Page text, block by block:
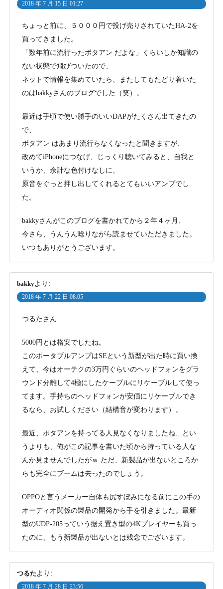
2018 年 7 月 15 日 01:27
ちょっと前に、５０００円で投げ売りされていたHA-2を
買ってきました。
「数年前に流行ったポタアン だよな」くらいしか知識の
ない状態で飛びついたので、
ネットで情報を集めていたら、またしてもたどり着いた
のはbakkyさんのブログでした（笑）。
最近は手頃で使い勝手のいいDAPがたくさん出てきたの
で、
ポタアン はあまり流行らなくなったと聞きますが、
改めてiPhoneにつなげ、じっくり聴いてみると、自我と
いうか、余計な色付けなしに、
原音をぐっと押し出してくれるとてもいいアンプでし
た。
bakkyさんがこのブログを書かれてから２年４ヶ月、
今さら、うんうん唸りながら読ませていただきました。
いつもありがとうございます。
bakkyより:
2018 年 7 月 22 日 08:05
つるたさん
5000円とは格安でしたね。
このポータブルアンプはSEという新型が出た時に買い換
えて、今はオーテクの3万円ぐらいのヘッドフォンをグラ
ウンド分離して4極にしたケーブルにリケーブルして使っ
てます。手持ちのヘッドフォンが安価にリケーブルでき
るなら、お試しください（結構音が変わります）。
最近、ポタアンを持ってる人見なくなりましたね…とい
うよりも、俺がこの記事を書いた頃から持っている人な
んか見ませんでしたがｗ ただ、新製品が出ないところか
らも完全にブームは去ったのでしょう。
OPPOと言うメーカー自体も尻すぼみになる前にこの手の
オーディオ関係の製品の開発から手を引きました。最新
型のUDP-205っていう据え置き型の4Kプレイヤーも買っ
たのに、もう新製品が出ないとは残念でございます。
つるたより:
2018 年 7 月 28 日 23:56